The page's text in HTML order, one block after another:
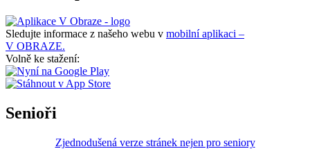
Sledujte informace z našeho webu v mobilní aplikaci –
V OBRAZE.
Volně ke stažení:
Senioři
Zjednodušená verze stránek nejen pro seniory